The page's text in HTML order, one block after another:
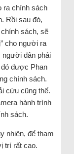
ra chính sách
Rồi sau đó,
sách, sẽ
cho người ra
dân phải
được Phan
chính sách.
cứu cũng thế.
hành trình
sách.
nhiên, để tham
trí rất cao.